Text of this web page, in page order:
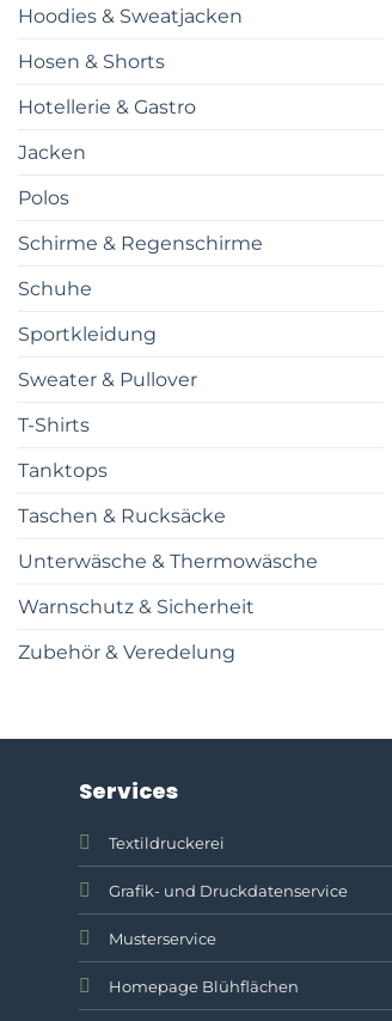
Hoodies & Sweatjacken
Hosen & Shorts
Hotellerie & Gastro
Jacken
Polos
Schirme & Regenschirme
Schuhe
Sportkleidung
Sweater & Pullover
T-Shirts
Tanktops
Taschen & Rucksäcke
Unterwäsche & Thermowäsche
Warnschutz & Sicherheit
Zubehör & Veredelung
Services
Textildruckerei
Grafik- und Druckdatenservice
Musterservice
Homepage Blühflächen